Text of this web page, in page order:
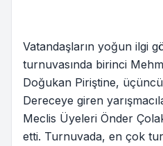
Vatandaşların yoğun ilgi
turnuvasında birinci
Doğukan Piriştine,
Dereceye giren
Meclis Üyeleri Önder
etti. Turnuvada, en çok